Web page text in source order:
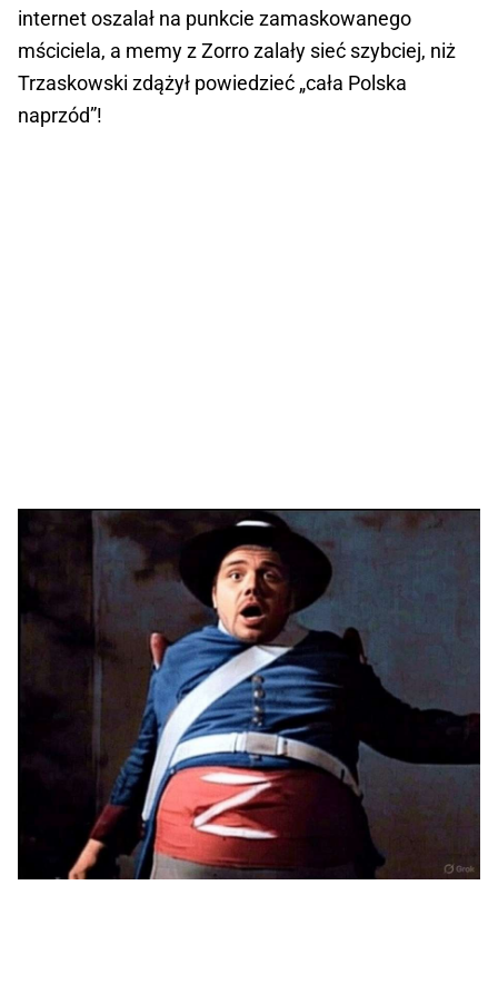
internet oszalał na punkcie zamaskowanego
mściciela, a memy z Zorro zalały sieć szybciej, niż
Trzaskowski zdążył powiedzieć „cała Polska
naprzód”!